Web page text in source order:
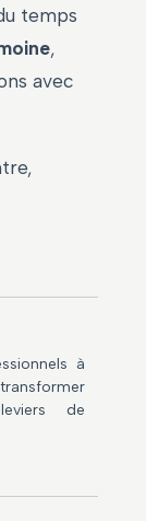
temps
,
avec
à
de